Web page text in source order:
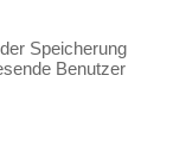
Speicherung
Benutzer